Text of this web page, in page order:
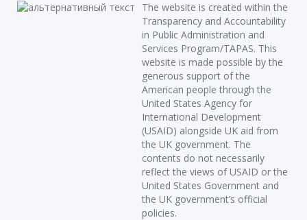
The website is created within the
Transparency and Accountability
in Public Administration and
Services Program/TAPAS. This
website is made possible by the
generous support of the
American people through the
United States Agency for
International Development
(USAID) alongside UK aid from
the UK government. The
contents do not necessarily
reflect the views of USAID or the
United States Government and
the UK government’s official
policies.